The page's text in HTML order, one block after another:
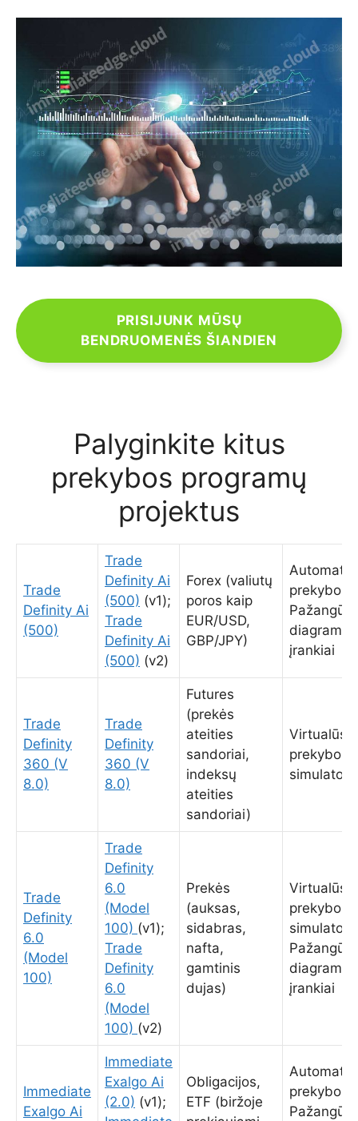
PRISIJUNK MŪSŲ
BENDRUOMENĖS ŠIANDIEN
Palyginkite kitus
prekybos programų
projektus
Trade
Definity Ai
(500)
Trade
Definity Ai
(500) (v1);
Trade
Definity Ai
(500) (v2)
Forex (valiutų
poros kaip
EUR/USD,
GBP/JPY)
prekybos;
Pažangūs
diagramų
įrankiai
Trade
Definity
360 (V
8.0)
Trade
Definity
360 (V
8.0)
Futures
(prekės
ateities
sandoriai,
indeksų
ateities
sandoriai)
Virtualūs
prekybos
Trade
Definity
6.0
(Model
100)
Trade
Definity
6.0
(Model
100) (v1);
Trade
Definity
6.0
(Model
100) (v2)
Prekės
(auksas,
sidabras,
nafta,
gamtinis
dujas)
Virtualūs
prekybos
Pažangūs
diagramų
įrankiai
Immediate
Exalgo Ai
Immediate
Exalgo Ai
(2.0) (v1);
Obligacijos,
ETF (biržoje
prekybos;
Pažangūs